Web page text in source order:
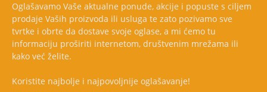
Oglašavamo Vaše aktualne ponude, akcije i popuste s ciljem
prodaje Vaših proizvoda ili usluga te zato pozivamo sve
tvrtke i obrte da dostave svoje oglase, a mi ćemo tu
informaciju proširiti internetom, društvenim mrežama ili
kako već želite.
Koristite najbolje i najpovoljnije oglašavanje!